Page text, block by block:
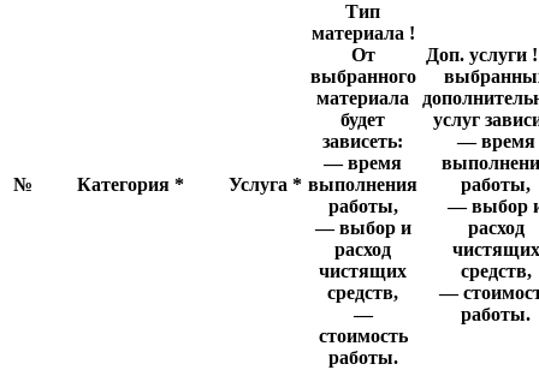
№ Категория * Услуга *
Тип
материала !
От
выбранного
материала
будет
зависеть:
— время
выполнения
работы,
— выбор и
расход
чистящих
средств,
—
стоимость
работы.
Доп. услуги !
услуг
— время
работы,
— выбор
расход
чистящих
средств,
—
работы.